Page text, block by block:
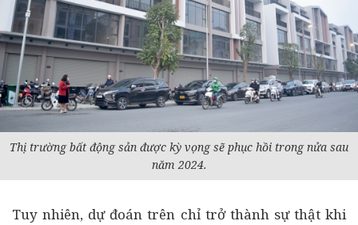
Thị trường bất động sản được kỳ vọng sẽ phục hồi trong nửa sau
năm 2024.
Tuy nhiên, dự đoán trên chỉ trở thành sự thật khi